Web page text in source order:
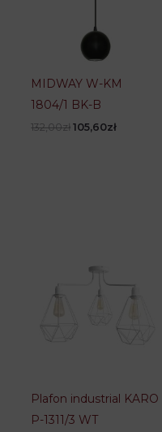
Długość /
MIDWAY W-KM
1804/1 BK-B
132,00zł Pierwotna
105,60złAktualna
Plafon industrial KARO
P-1311/3 WT